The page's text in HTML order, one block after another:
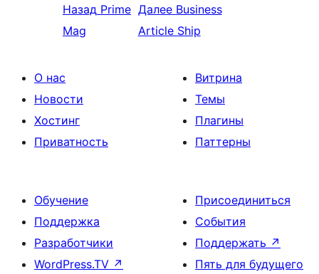
Назад Prime
Mag
Далее Business
Article Ship
О нас
Новости
Хостинг
Приватность
Витрина
Темы
Плагины
Паттерны
Обучение
Поддержка
Разработчики
WordPress.TV ↗
Присоединиться
События
Поддержать ↗
Пять для будущего